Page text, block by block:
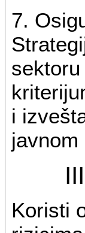
7.
i
javnom
Koristi